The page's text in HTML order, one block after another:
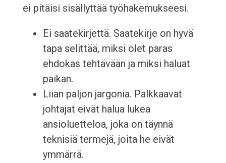
ei pitäisi sisällyttää työhakemukseesi.
Ei saatekirjettä. Saatekirje on hyvä
tapa selittää, miksi olet paras
ehdokas tehtävään ja miksi haluat
paikan.
Liian paljon jargonia. Palkkaavat
johtajat eivät halua lukea
ansioluetteloa, joka on täynnä
teknisiä termejä, joita he eivät
ymmärrä.